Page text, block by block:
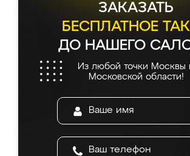
ЗАКАЗАТЬ
БЕСПЛАТНОЕ
ДО НАШЕГО
Из любой точки Москвы
Московской области!